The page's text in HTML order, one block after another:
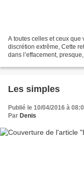
A toutes celles et ceux que
discrétion extrême, Cette
dans l’effacement,
Les simples
Publié le 10/04/2016 à
Par Denis